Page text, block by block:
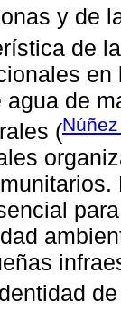
y de
de
de
(